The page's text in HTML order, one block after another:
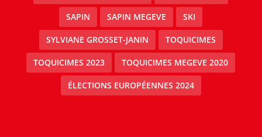
SAPIN SAPIN MEGEVE SKI
SYLVIANE GROSSET-JANIN TOQUICIMES
TOQUICIMES 2023 TOQUICIMES MEGEVE 2020
ÉLECTIONS EUROPÉENNES 2024